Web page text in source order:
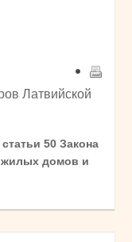
Латвийской
50 Закона
жилых домов и